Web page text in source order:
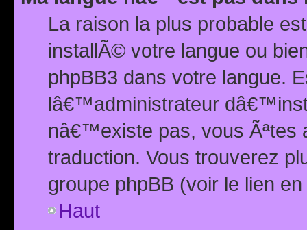
La raison la plus probable
installÃ© votre langue ou
phpBB3 dans votre langue.
lâ€™administrateur
nâ€™existe pas, vous Ãªtes
traduction. Vous trouverez
groupe phpBB (voir le lien
Haut